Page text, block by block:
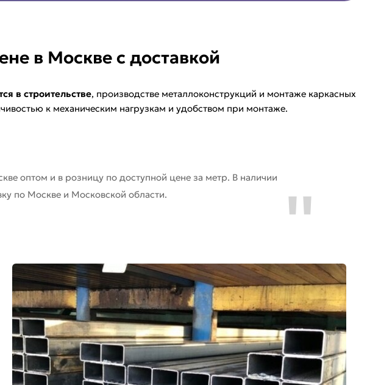
в Москве с доставкой
в строительстве, производстве металлоконструкций и монтаже каркасных
к механическим нагрузкам и удобством при монтаже.
оптом и в розницу по доступной цене за метр. В наличии
по Москве и Московской области.